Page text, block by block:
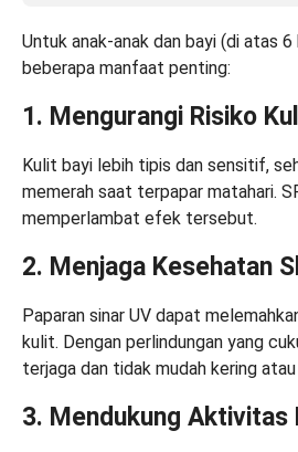
Untuk anak-anak dan bayi (di atas
beberapa manfaat penting:
1. Mengurangi Risiko
Kulit bayi lebih tipis dan sensitif,
memerah saat terpapar matahari.
memperlambat efek tersebut.
2. Menjaga Kesehatan
Paparan sinar UV dapat
kulit. Dengan perlindungan yang
terjaga dan tidak mudah kering
3. Mendukung Aktivitas